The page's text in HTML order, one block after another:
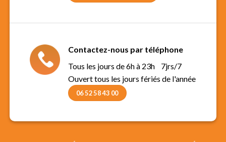
Contactez-nous par téléphone
Tous les jours de 6h à 23h 7jrs/7
Ouvert tous les jours fériés de l'année
06 52 58 43 00